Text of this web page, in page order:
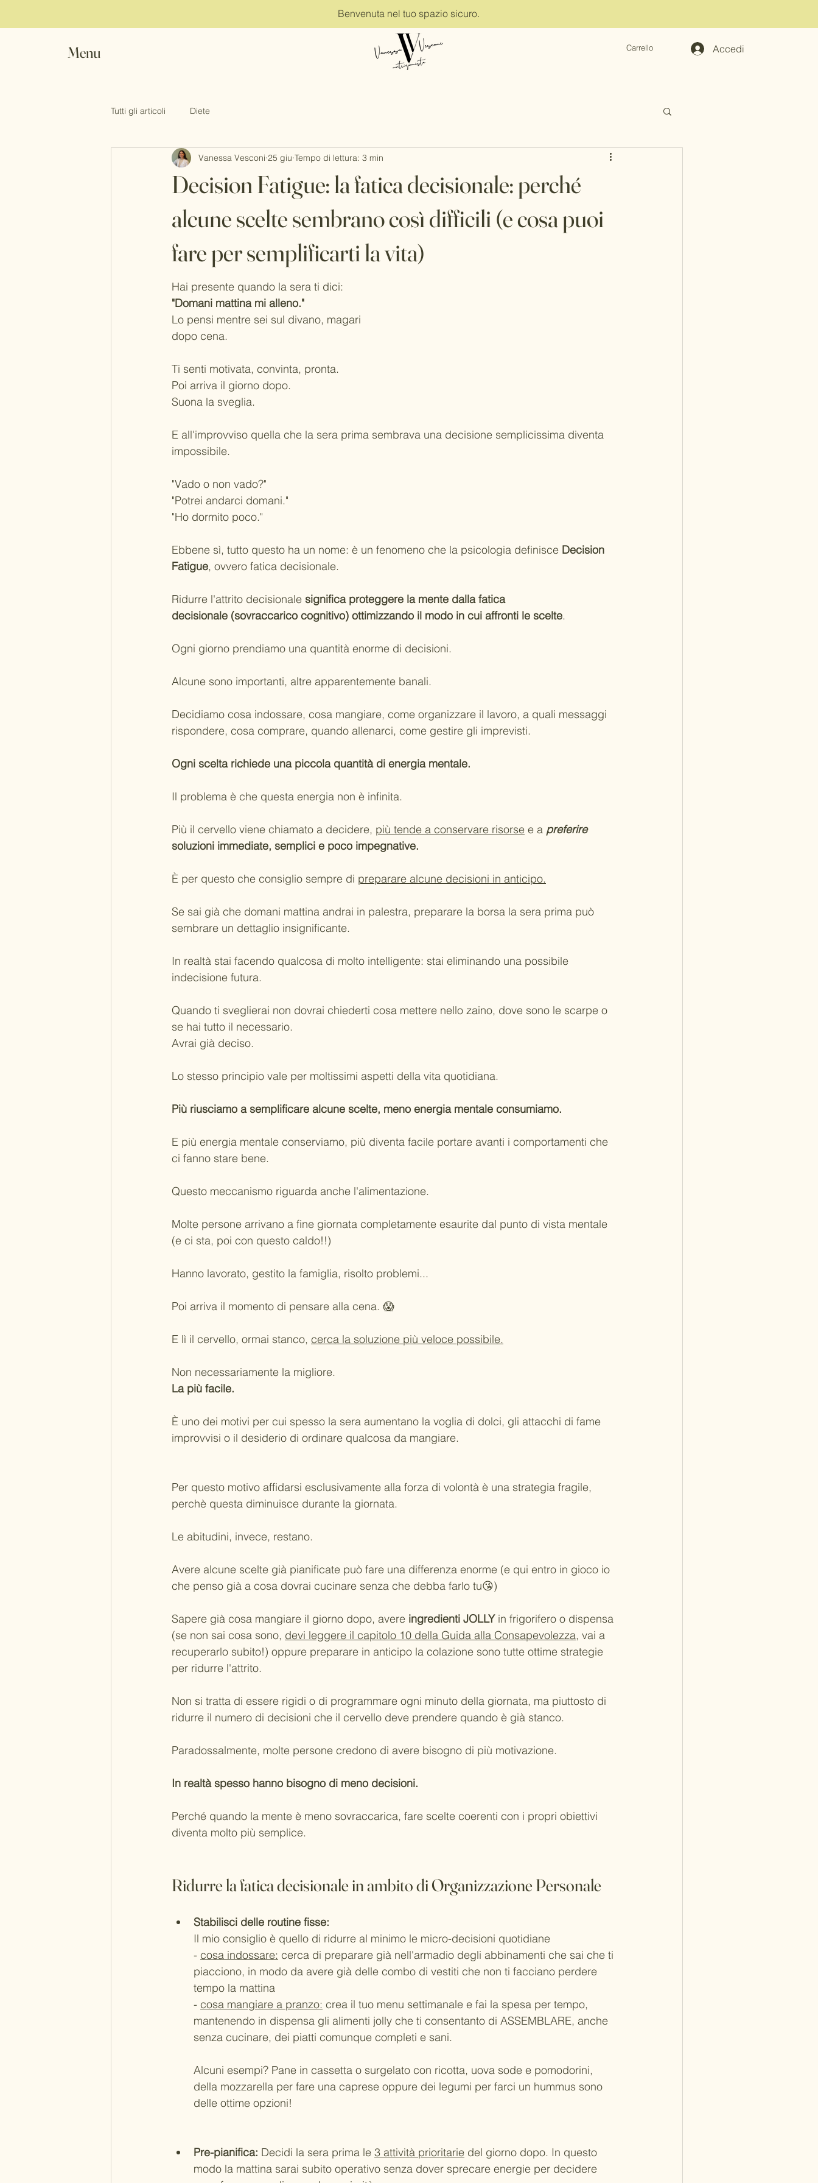
Benvenuta nel tuo spazio sicuro.
Menu Accedi
Carrello
Tutti gli articoli Diete
Decision Fatigue: la fatica decisionale: perché
alcune scelte sembrano così difficili (e cosa puoi
fare per semplificarti la vita)
Vanessa Vesconi 25 giu Tempo di lettura: 3 min
Hai presente quando la sera ti dici:
"Domani mattina mi alleno."
Lo pensi mentre sei sul divano, magari
dopo cena.
Ti senti motivata, convinta, pronta.
Poi arriva il giorno dopo.
Suona la sveglia.
E all'improvviso quella che la sera prima sembrava una decisione semplicissima diventa
impossibile.
"Vado o non vado?"
"Potrei andarci domani."
"Ho dormito poco."
Ebbene sì, tutto questo ha un nome: è un fenomeno che la psicologia definisce Decision
Fatigue, ovvero fatica decisionale.
Ridurre l'attrito decisionale significa proteggere la mente dalla fatica
decisionale (sovraccarico cognitivo) ottimizzando il modo in cui affronti le scelte.
Ogni giorno prendiamo una quantità enorme di decisioni.
Alcune sono importanti, altre apparentemente banali.
Decidiamo cosa indossare, cosa mangiare, come organizzare il lavoro, a quali messaggi
rispondere, cosa comprare, quando allenarci, come gestire gli imprevisti.
Ogni scelta richiede una piccola quantità di energia mentale.
Il problema è che questa energia non è infinita.
Più il cervello viene chiamato a decidere, più tende a conservare risorse e a preferire
soluzioni immediate, semplici e poco impegnative.
È per questo che consiglio sempre di preparare alcune decisioni in anticipo.
Se sai già che domani mattina andrai in palestra, preparare la borsa la sera prima può
sembrare un dettaglio insignificante.
In realtà stai facendo qualcosa di molto intelligente: stai eliminando una possibile
indecisione futura.
Quando ti sveglierai non dovrai chiederti cosa mettere nello zaino, dove sono le scarpe o
se hai tutto il necessario.
Avrai già deciso.
Lo stesso principio vale per moltissimi aspetti della vita quotidiana.
Più riusciamo a semplificare alcune scelte, meno energia mentale consumiamo.
E più energia mentale conserviamo, più diventa facile portare avanti i comportamenti che
ci fanno stare bene.
Questo meccanismo riguarda anche l'alimentazione.
Molte persone arrivano a fine giornata completamente esaurite dal punto di vista mentale
(e ci sta, poi con questo caldo!!)
Hanno lavorato, gestito la famiglia, risolto problemi...
Poi arriva il momento di pensare alla cena. 😱
E lì il cervello, ormai stanco, cerca la soluzione più veloce possibile.
Non necessariamente la migliore.
La più facile.
È uno dei motivi per cui spesso la sera aumentano la voglia di dolci, gli attacchi di fame
improvvisi o il desiderio di ordinare qualcosa da mangiare.
Per questo motivo affidarsi esclusivamente alla forza di volontà è una strategia fragile,
perchè questa diminuisce durante la giornata.
Le abitudini, invece, restano.
Avere alcune scelte già pianificate può fare una differenza enorme (e qui entro in gioco io
che penso già a cosa dovrai cucinare senza che debba farlo tu😘)
Sapere già cosa mangiare il giorno dopo, avere ingredienti JOLLY in frigorifero o dispensa
(se non sai cosa sono, devi leggere il capitolo 10 della Guida alla Consapevolezza, vai a
recuperarlo subito!) oppure preparare in anticipo la colazione sono tutte ottime strategie
per ridurre l'attrito.
Non si tratta di essere rigidi o di programmare ogni minuto della giornata, ma piuttosto di
ridurre il numero di decisioni che il cervello deve prendere quando è già stanco.
Paradossalmente, molte persone credono di avere bisogno di più motivazione.
In realtà spesso hanno bisogno di meno decisioni.
Perché quando la mente è meno sovraccarica, fare scelte coerenti con i propri obiettivi
diventa molto più semplice.
Ridurre la fatica decisionale in ambito di Organizzazione Personale
Stabilisci delle routine fisse:
Il mio consiglio è quello di ridurre al minimo le micro-decisioni quotidiane
- cosa indossare: cerca di preparare già nell'armadio degli abbinamenti che sai che ti
piacciono, in modo da avere già delle combo di vestiti che non ti facciano perdere
tempo la mattina
- cosa mangiare a pranzo: crea il tuo menu settimanale e fai la spesa per tempo,
mantenendo in dispensa gli alimenti jolly che ti consentanto di ASSEMBLARE, anche
senza cucinare, dei piatti comunque completi e sani.
Alcuni esempi? Pane in cassetta o surgelato con ricotta, uova sode e pomodorini,
della mozzarella per fare una caprese oppure dei legumi per farci un hummus sono
delle ottime opzioni!
Pre-pianifica: Decidi la sera prima le 3 attività prioritarie del giorno dopo. In questo
modo la mattina sarai subito operativo senza dover sprecare energie per decidere